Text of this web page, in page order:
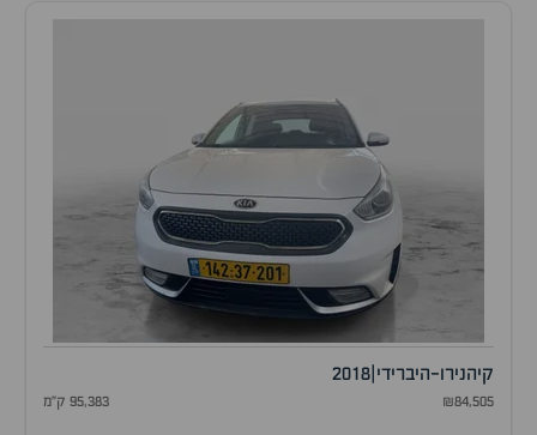
קיהנירו-היברידי 2018
₪84,505 95,383 ק"מ